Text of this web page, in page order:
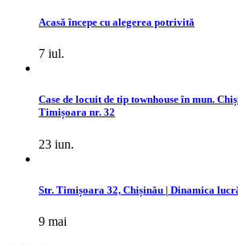
Acasă începe cu alegerea potrivită
7 iul.
Case de locuit de tip townhouse în mun.
Timișoara nr. 32
23 iun.
Str. Timișoara 32, Chișinău | Dinamica
9 mai